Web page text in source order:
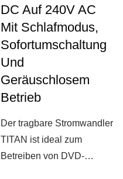
DC Auf 240V AC
Mit Schlafmodus,
Sofortumschaltung
Und
Geräuschlosem
Betrieb
Der tragbare Stromwandler
TITAN ist ideal zum
Betreiben von DVD-